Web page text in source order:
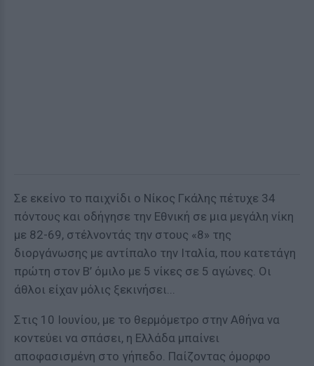
Σε εκείνο το παιχνίδι ο Νίκος Γκάλης πέτυχε 34
πόντους και οδήγησε την Εθνική σε μια μεγάλη νίκη
με 82-69, στέλνοντάς την στους «8» της
διοργάνωσης με αντίπαλο την Ιταλία, που κατετάγη
πρώτη στον Β’ όμιλο με 5 νίκες σε 5 αγώνες. Οι
άθλοι είχαν μόλις ξεκινήσει...
Στις 10 Ιουνίου, με το θερμόμετρο στην Αθήνα να
κοντεύει να σπάσει, η Ελλάδα μπαίνει
αποφασισμένη στο γήπεδο. Παίζοντας όμορφο